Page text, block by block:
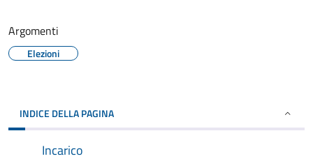
Argomenti
Elezioni
INDICE DELLA PAGINA
Incarico